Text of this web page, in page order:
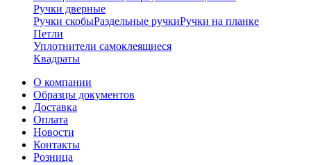
Ручки дверные
Ручки скобыРаздельные ручкиРучки на планке
Петли
Уплотнители самоклеящиеся
Квадраты
О компании
Образцы документов
Доставка
Оплата
Новости
Контакты
Розница